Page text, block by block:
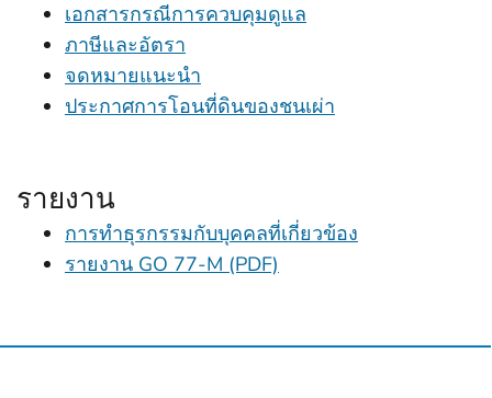
เอกสารกรณีการควบคุมดูแล
ภาษีและอัตรา
จดหมายแนะนำ
ประกาศการโอนที่ดินของชนเผ่า
รายงาน
การทำธุรกรรมกับบุคคลที่เกี่ยวข้อง
รายงาน GO 77-M (PDF)